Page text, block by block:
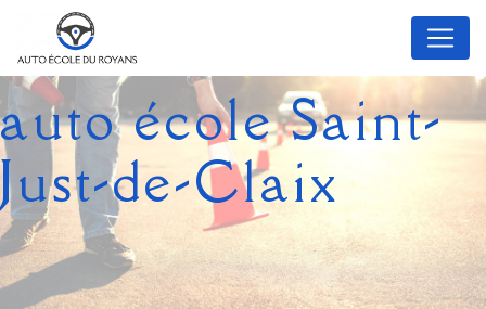
auto école Saint-
Just-de-Claix
Panneau de gestion des cookies